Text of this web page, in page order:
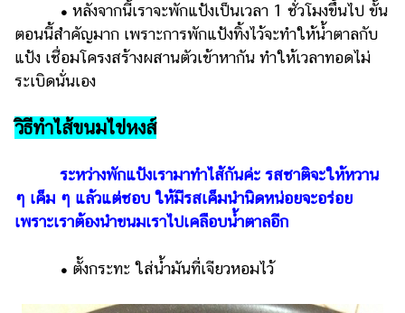
• หลังจากนี้เราจะพักแป้งเป็นเวลา 1 ชั่วโมงขึ้นไป ขั้น
ตอนนี้สำคัญมาก เพราะการพักแป้งทิ้งไว้จะทำให้น้ำตาลกับ
แป้ง เชื่อมโครงสร้างผสานตัวเข้าหากัน ทำให้เวลาทอดไม่
ระเบิดนั่นเอง
วิธีทำไส้ขนมไข่หงส์
ระหว่างพักแป้งเรามาทำไส้กันค่ะ รสชาติจะให้หวาน
ๆ เค็ม ๆ แล้วแต่ชอบ ให้มีรสเค็มนำนิดหน่อยจะอร่อย
เพราะเราต้องนำขนมเราไปเคลือบน้ำตาลอีก
• ตั้งกระทะ ใส่น้ำมันที่เจียวหอมไว้